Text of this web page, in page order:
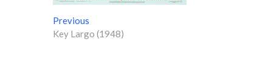
N
a
Previous
r
Key Largo (1948)